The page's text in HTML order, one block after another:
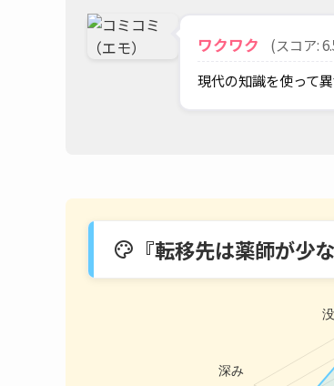
ワクワク
(スコア:
現代の知識を使って
palette 『転移先は薬師が少